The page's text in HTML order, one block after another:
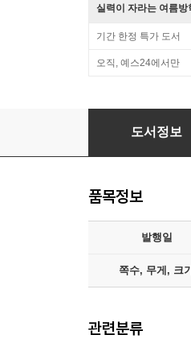
실력이 자라는 여름방
기간 한정 특가 도서
오직, 예스24에서만
해커스 보카 중
도서정보
품목정보
발행일
쪽수, 무게, 크기
관련분류